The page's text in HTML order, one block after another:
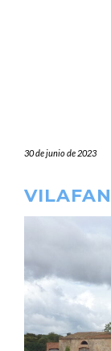
30 de junio de 2023